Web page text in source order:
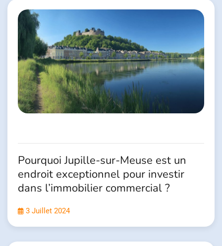
Pourquoi Jupille-sur-Meuse est un
endroit exceptionnel pour investir
dans l’immobilier commercial ?
3 Juillet 2024